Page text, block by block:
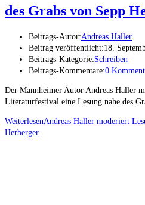
des Grabs von Sepp
Beitrags-Autor:Andreas Haller
Beitrag veröffentlicht:18.
Beitrags-Kategorie:Schreiben
Beitrags-Kommentare:0
Der Mannheimer Autor Andreas Haller
Literaturfestival eine Lesung nahe des
WeiterlesenAndreas Haller moderiert
Herberger